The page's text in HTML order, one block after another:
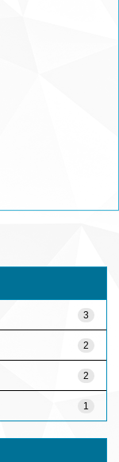
3
2
2
1